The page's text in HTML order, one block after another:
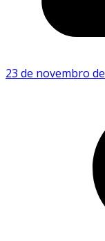
23 de novembro